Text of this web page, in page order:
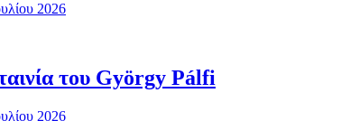
2026
του György Pálfi
2026